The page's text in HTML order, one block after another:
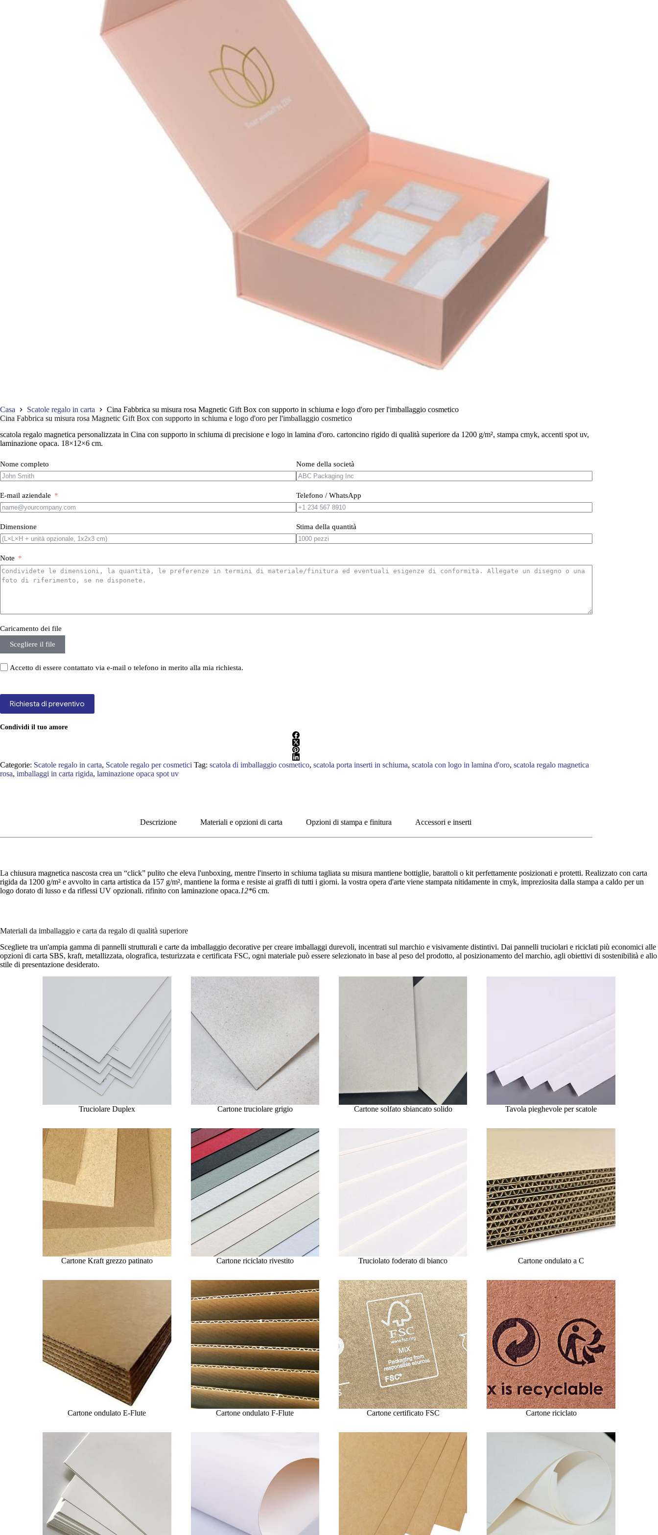
Casa Scatole regalo in carta
Cina Fabbrica su misura rosa Magnetic Gift Box con supporto in schiuma e logo d'oro per l'imballaggio cosmetico
Cina Fabbrica su misura rosa Magnetic Gift Box con supporto in schiuma e logo d'oro per l'imballaggio cosmetico
scatola regalo magnetica personalizzata in Cina con supporto in schiuma di precisione e logo in lamina d'oro. cartoncino rigido di qualità superiore da 1200 g/m², stampa cmyk, accenti spot uv,
laminazione opaca. 18×12×6 cm.
Nome completo Nome della società
E-mail aziendale Telefono / WhatsApp
Dimensione Stima della quantità
Note
Caricamento dei file
Scegliere il file
Accetto di essere contattato via e-mail o telefono in merito alla mia richiesta.
Richiesta di preventivo
Condividi il tuo amore
Categorie: Scatole regalo in carta, Scatole regalo per cosmetici Tag: scatola di imballaggio cosmetico, scatola porta inserti in schiuma, scatola con logo in lamina d'oro, scatola regalo magnetica
rosa, imballaggi in carta rigida, laminazione opaca spot uv
Descrizione Materiali e opzioni di carta Opzioni di stampa e finitura Accessori e inserti
La chiusura magnetica nascosta crea un “click” pulito che eleva l'unboxing, mentre l'inserto in schiuma tagliata su misura mantiene bottiglie, barattoli o kit perfettamente posizionati e protetti. Realizzato con carta
rigida da 1200 g/m² e avvolto in carta artistica da 157 g/m², mantiene la forma e resiste ai graffi di tutti i giorni. la vostra opera d'arte viene stampata nitidamente in cmyk, impreziosita dalla stampa a caldo per un
logo dorato di lusso e da riflessi UV opzionali. rifinito con laminazione opaca.12*6 cm.
Materiali da imballaggio e carta da regalo di qualità superiore
Scegliete tra un'ampia gamma di pannelli strutturali e carte da imballaggio decorative per creare imballaggi durevoli, incentrati sul marchio e visivamente distintivi. Dai pannelli truciolari e riciclati più economici alle
opzioni di carta SBS, kraft, metallizzata, olografica, testurizzata e certificata FSC, ogni materiale può essere selezionato in base al peso del prodotto, al posizionamento del marchio, agli obiettivi di sostenibilità e allo
stile di presentazione desiderato.
Truciolare Duplex Cartone truciolare grigio Cartone solfato sbiancato solido Tavola pieghevole per scatole
Cartone Kraft grezzo patinato Cartone riciclato rivestito Truciolato foderato di bianco Cartone ondulato a C
Cartone ondulato E-Flute Cartone ondulato F-Flute Cartone certificato FSC Cartone riciclato